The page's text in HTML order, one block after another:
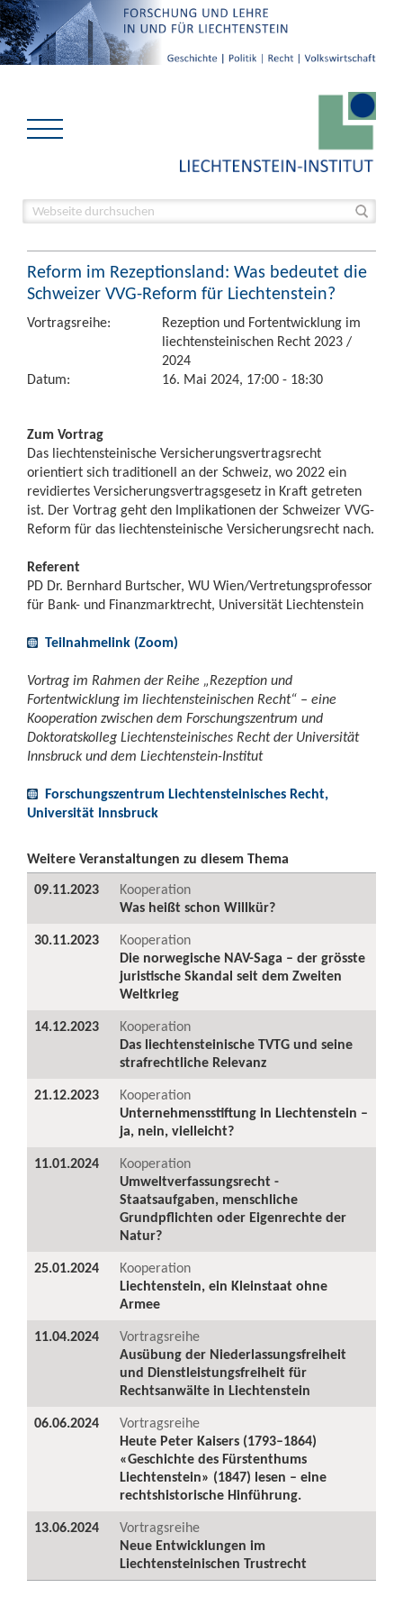
Reform im Rezeptionsland: Was bedeutet die
Schweizer VVG-Reform für Liechtenstein?
Vortragsreihe:
Rezeption und Fortentwicklung im
liechtensteinischen Recht 2023 /
2024
Datum:
16. Mai 2024, 17:00 - 18:30
Zum Vortrag
Das liechtensteinische Versicherungsvertragsrecht
orientiert sich traditionell an der Schweiz, wo 2022 ein
revidiertes Versicherungsvertragsgesetz in Kraft getreten
ist. Der Vortrag geht den Implikationen der Schweizer VVG-
Reform für das liechtensteinische Versicherungsrecht nach.
Referent
PD Dr. Bernhard Burtscher, WU Wien/Vertretungsprofessor
für Bank- und Finanzmarktrecht, Universität Liechtenstein
Teilnahmelink (Zoom)
Vortrag im Rahmen der Reihe „Rezeption und
Fortentwicklung im liechtensteinischen Recht“ – eine
Kooperation zwischen dem Forschungszentrum und
Doktoratskolleg Liechtensteinisches Recht der Universität
Innsbruck und dem Liechtenstein-Institut
Forschungszentrum Liechtensteinisches Recht,
Universität Innsbruck
Weitere Veranstaltungen zu diesem Thema
09.11.2023
Kooperation
Was heißt schon Willkür?
30.11.2023
Kooperation
Die norwegische NAV-Saga – der grösste
juristische Skandal seit dem Zweiten
Weltkrieg
14.12.2023
Kooperation
Das liechtensteinische TVTG und seine
strafrechtliche Relevanz
21.12.2023
Kooperation
Unternehmensstiftung in Liechtenstein –
ja, nein, vielleicht?
11.01.2024
Kooperation
Umweltverfassungsrecht -
Staatsaufgaben, menschliche
Grundpflichten oder Eigenrechte der
Natur?
25.01.2024
Kooperation
Liechtenstein, ein Kleinstaat ohne
Armee
11.04.2024
Vortragsreihe
Ausübung der Niederlassungsfreiheit
und Dienstleistungsfreiheit für
Rechtsanwälte in Liechtenstein
06.06.2024
Vortragsreihe
Heute Peter Kaisers (1793–1864)
«Geschichte des Fürstenthums
Liechtenstein» (1847) lesen – eine
rechtshistorische Hinführung.
13.06.2024
Vortragsreihe
Neue Entwicklungen im
Liechtensteinischen Trustrecht